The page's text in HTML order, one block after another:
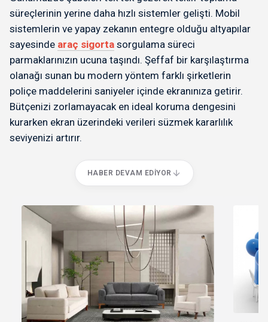
süreçlerinin yerine daha hızlı sistemler gelişti. Mobil
sistemlerin ve yapay zekanın entegre olduğu altyapılar
sayesinde araç sigorta sorgulama süreci
parmaklarınızın ucuna taşındı. Şeffaf bir karşılaştırma
olanağı sunan bu modern yöntem farklı şirketlerin
poliçe maddelerini saniyeler içinde ekranınıza getirir.
Bütçenizi zorlamayacak en ideal koruma dengesini
kurarken ekran üzerindeki verileri süzmek kararlılık
seviyenizi artırır.
HABER DEVAM EDIYOR